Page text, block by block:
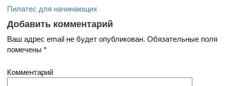
Пилатес для начинающих
Добавить комментарий
Ваш адрес email не будет опубликован. Обязательные поля
помечены *
Комментарий